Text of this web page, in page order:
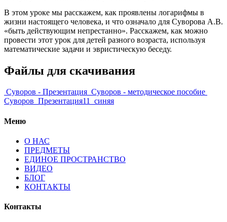
В этом уроке мы расскажем, как проявлены логарифмы в
жизни настоящего человека, и что означало для Суворова А.В.
«быть действующим непрестанно». Расскажем, как можно
провести этот урок для детей разного возраста, используя
математические задачи и эвристическую беседу.
Файлы для скачивания
Суворов - Презентация Суворов - методическое пособие
Суворов_Презентация11_синяя
Меню
О НАС
ПРЕДМЕТЫ
ЕДИНОЕ ПРОСТРАНСТВО
ВИДЕО
БЛОГ
КОНТАКТЫ
Контакты